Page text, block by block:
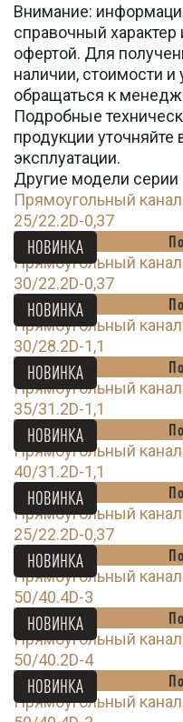
Внимание:
справочный характер
офертой. Для
наличии, стоимости
обращаться к
Подробные
продукции уточняйте
эксплуатации.
Другие модели серии
Прямоугольный
25/22.2D-0,37
НОВИНКА
Прямоугольный
30/22.2D-0,37
НОВИНКА
Прямоугольный
30/28.2D-1,1
НОВИНКА
Прямоугольный
35/31.2D-1,1
НОВИНКА
Прямоугольный
40/31.2D-1,1
НОВИНКА
Прямоугольный
25/22.2D-0,37
НОВИНКА
Прямоугольный
50/40.4D-3
НОВИНКА
Прямоугольный
50/40.2D-4
НОВИНКА
Прямоугольный